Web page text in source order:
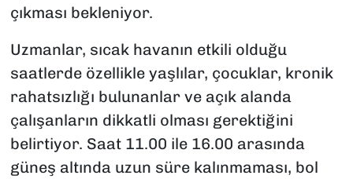
çıkması bekleniyor.
Uzmanlar, sıcak havanın etkili olduğu
saatlerde özellikle yaşlılar, çocuklar, kronik
rahatsızlığı bulunanlar ve açık alanda
çalışanların dikkatli olması gerektiğini
belirtiyor. Saat 11.00 ile 16.00 arasında
güneş altında uzun süre kalınmaması, bol